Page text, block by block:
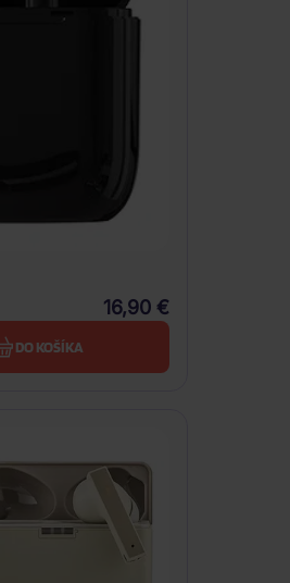
16,90 €
DO KOŠÍKA